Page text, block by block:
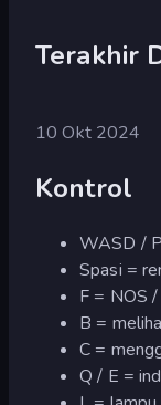
Terakhir
10 Okt 2024
Kontrol
WASD /
Spasi =
F = NOS
B =
C =
Q / E =